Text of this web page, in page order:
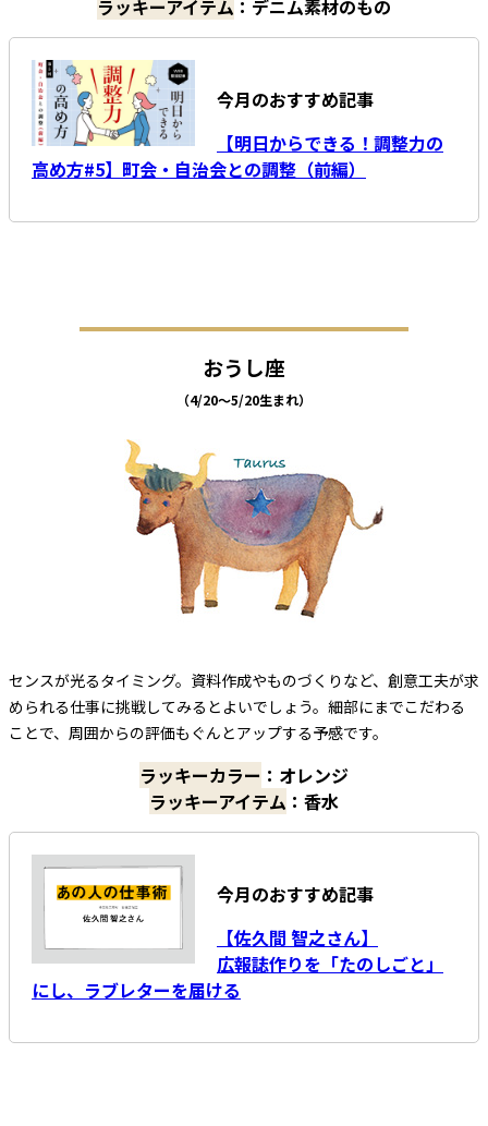
ラッキーアイテム ：デニム素材のもの
今月のおすすめ記事
【明日からできる！調整力の
高め方#5】町会・自治会との調整（前編）
おうし座
（4/20～5/20生まれ）
センスが光るタイミング。資料作成やものづくりなど、創意工夫が求
められる仕事に挑戦してみるとよいでしょう。細部にまでこだわる
ことで、周囲からの評価もぐんとアップする予感です。
ラッキーカラー ：オレンジ
ラッキーアイテム ：香水
今月のおすすめ記事
【佐久間 智之さん】
広報誌作りを「たのしごと」
にし、ラブレターを届ける